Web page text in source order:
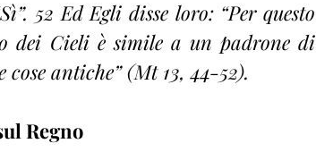
52 Ed Egli disse loro: “Per questo
dei Cieli è simile a un padrone di
cose antiche” (Mt 13, 44-52).
Regno